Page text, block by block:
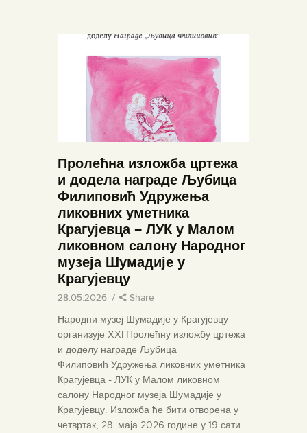
ПОЧЕТНА
О МУЗЕЈУ
ОБЈЕКТИ
ЗБИРКЕ
ВЕСТИ
ИЗЛОЖБЕ
ДОКУМЕНТА
ВИРТУЕЛНА ТУРА
КОНТАКТ
Пролећна изложба цртежа
и додела награде Љубица
Филиповић Удружења
ликовних уметника
Крагујевца – ЛУК у Малом
ликовном салону Народног
музеја Шумадије у
Крагујевцу
28.05.2026 Share
Народни музеј Шумадије у Крагујевцу
организује XXI Пролећну изложбу цртежа
и доделу награде Љубица
Филиповић Удружења ликовних уметника
Крагујевца - ЛУК у Малом ликовном
салону Народног музеја Шумадије у
Крагујевцу. Изложба ће бити отворена у
четвртак, 28. маја 2026.године у 19 сати.